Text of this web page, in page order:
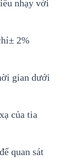
êu nhạy với
± 2%
gian dưới
ạ của tia
quan sát